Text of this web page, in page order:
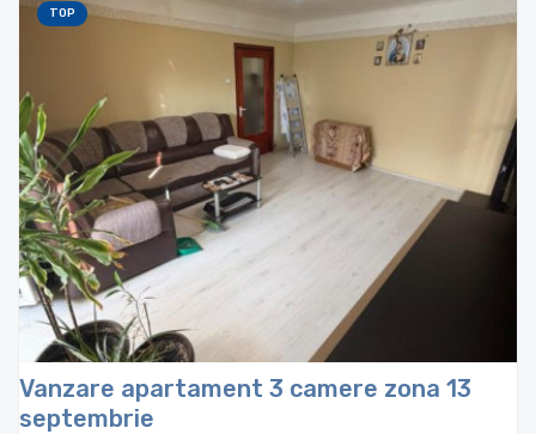
TOP
Vanzare apartament 3 camere zona 13
septembrie